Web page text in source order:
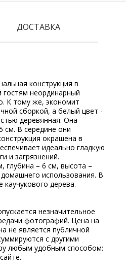
ДОСТАВКА
конструкция в
неординарный
К тому же, экономит
сборкой, а белый цвет -
деревянная. Она
см. В середине они
окрашена в
идеально гладкую
и загрязнений.
глубина – 6 см, высота –
использования. В
дерева.
незначительное
фотографий. Цена на
не является публичной
с другими
любым удобным способом: